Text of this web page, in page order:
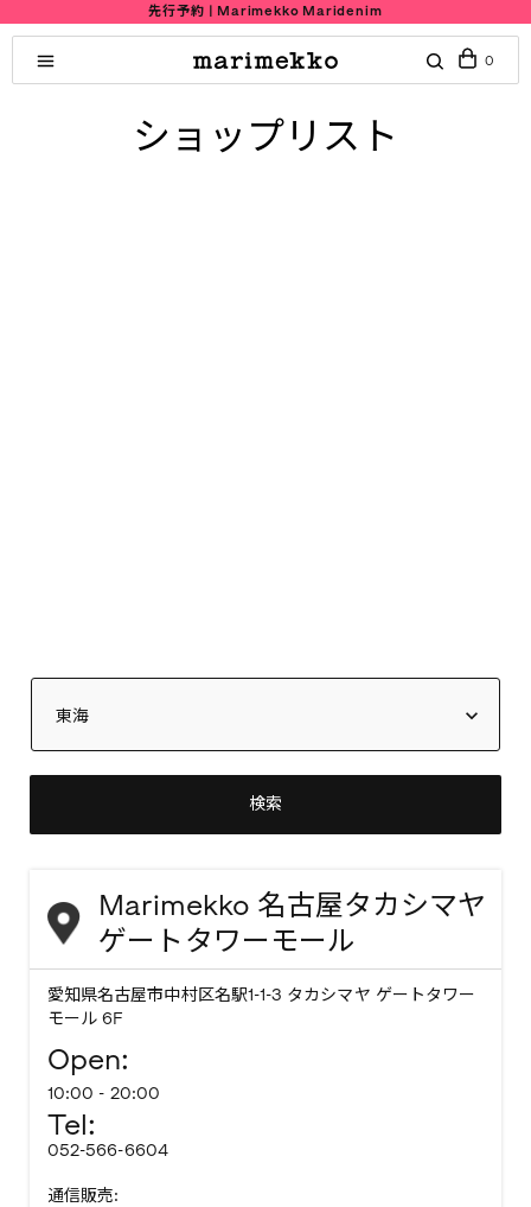
先行予約 | Marimekko Maridenim
0
ショップリスト
検索
Marimekko 名古屋タカシマヤ
ゲートタワーモール
愛知県名古屋市中村区名駅1-1-3 タカシマヤ ゲートタワー
モール 6F
Open:
10:00 - 20:00
Tel:
052-566-6604
通信販売: